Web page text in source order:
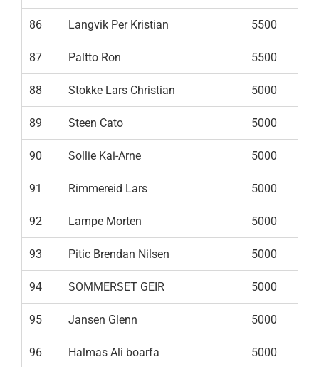
86 Langvik Per Kristian 5500
87 Paltto Ron 5500
88 Stokke Lars Christian 5000
89 Steen Cato 5000
90 Sollie Kai-Arne 5000
91 Rimmereid Lars 5000
92 Lampe Morten 5000
93 Pitic Brendan Nilsen 5000
94 SOMMERSET GEIR 5000
95 Jansen Glenn 5000
96 Halmas Ali boarfa 5000